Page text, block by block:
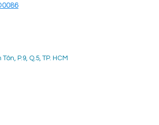
P.9, Q.5, TP. HCM